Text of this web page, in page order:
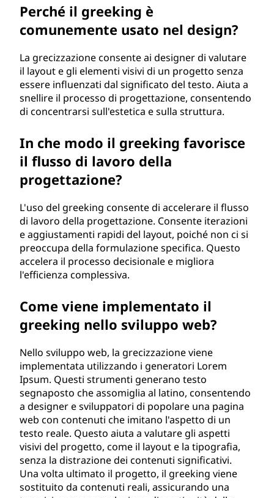
Perché il greeking è
comunemente usato nel design?
La grecizzazione consente ai designer di valutare
il layout e gli elementi visivi di un progetto senza
essere influenzati dal significato del testo. Aiuta a
snellire il processo di progettazione, consentendo
di concentrarsi sull'estetica e sulla struttura.
In che modo il greeking favorisce
il flusso di lavoro della
progettazione?
L'uso del greeking consente di accelerare il flusso
di lavoro della progettazione. Consente iterazioni
e aggiustamenti rapidi del layout, poiché non ci si
preoccupa della formulazione specifica. Questo
accelera il processo decisionale e migliora
l'efficienza complessiva.
Come viene implementato il
greeking nello sviluppo web?
Nello sviluppo web, la grecizzazione viene
implementata utilizzando i generatori Lorem
Ipsum. Questi strumenti generano testo
segnaposto che assomiglia al latino, consentendo
a designer e sviluppatori di popolare una pagina
web con contenuti che imitano l'aspetto di un
testo reale. Questo aiuta a valutare gli aspetti
visivi del progetto, come il layout e la tipografia,
senza la distrazione dei contenuti significativi.
Una volta ultimato il progetto, il greeking viene
sostituito da contenuti reali, assicurando una